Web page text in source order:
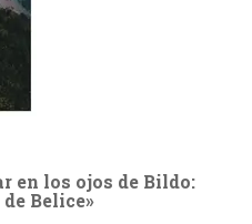
en los ojos de Bildo:
Belice»